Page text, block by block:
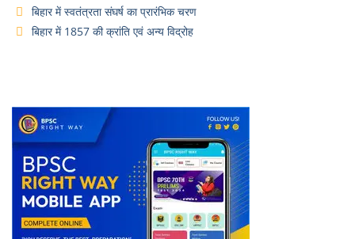
बिहार में स्वतंत्रता संघर्ष का प्रारंभिक चरण
बिहार में 1857 की क्रांति एवं अन्य विद्रोह